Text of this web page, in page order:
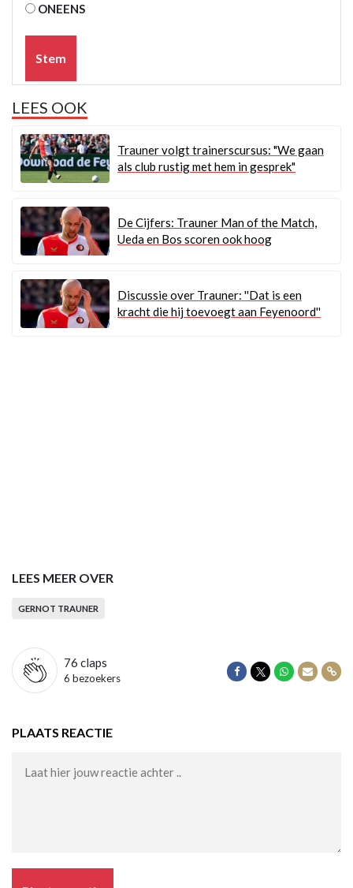
ONEENS
Stem
LEES OOK
Trauner volgt trainerscursus: "We gaan
als club rustig met hem in gesprek"
De Cijfers: Trauner Man of the Match,
Ueda en Bos scoren ook hoog
Discussie over Trauner: ''Dat is een
kracht die hij toevoegt aan Feyenoord''
LEES MEER OVER
GERNOT TRAUNER
76 claps
6 bezoekers
Delen op Facebook
Delen op Twitter
Delen op
Delen
PLAATS REACTIE